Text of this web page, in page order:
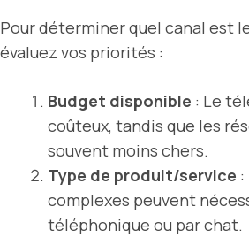
Pour déterminer quel canal est
évaluez vos priorités :
Budget disponible : Le
coûteux, tandis que les
souvent moins chers.
Type de produit/service
complexes peuvent
téléphonique ou par chat.